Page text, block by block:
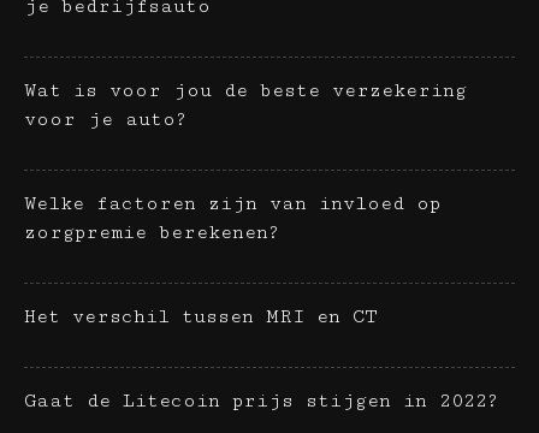
je bedrijfsauto
Wat is voor jou de beste verzekering
voor je auto?
Welke factoren zijn van invloed op
zorgpremie berekenen?
Het verschil tussen MRI en CT
Gaat de Litecoin prijs stijgen in 2022?